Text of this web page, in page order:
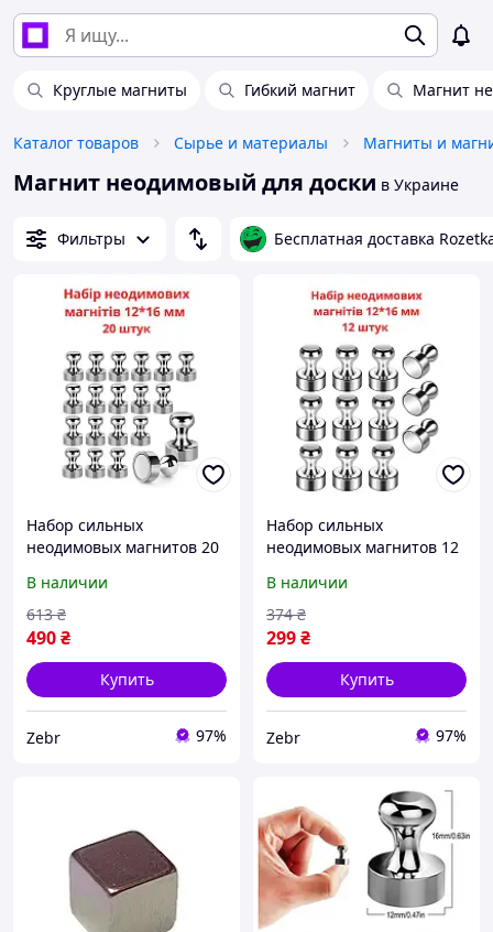
Круглые магниты Гибкий магнит Магнит
Каталог товаров Сырье и материалы Магниты и
Магнит неодимовый для доски в Украине
Фильтры Бесплатная доставка
Набор сильных
неодимовых магнитов 20
и металлических
поверхностей
неодимовый магнит на
холодильник 12х16 мм
В наличии
490₴
613 ₴
Купить
Zebr 97%
Набор сильных
неодимовых магнитов 12
и металлических
поверхностей
неодимовый магнит на
холодильник 12х16 мм
В наличии
299₴
374 ₴
Купить
Zebr 97%